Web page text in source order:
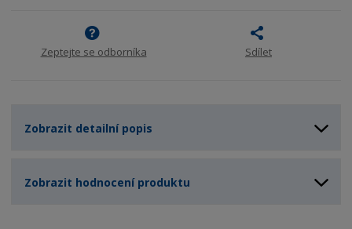
Zeptejte se odborníka Sdílet
Zobrazit detailní popis
Zobrazit hodnocení produktu